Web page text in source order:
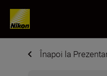
Înapoi la